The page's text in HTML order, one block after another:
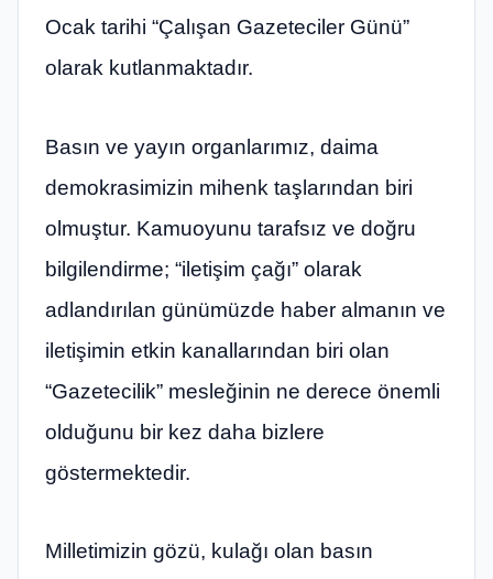
Ocak tarihi “Çalışan Gazeteciler Günü”
olarak kutlanmaktadır.
Basın ve yayın organlarımız, daima
demokrasimizin mihenk taşlarından biri
olmuştur. Kamuoyunu tarafsız ve doğru
bilgilendirme; “iletişim çağı” olarak
adlandırılan günümüzde haber almanın ve
iletişimin etkin kanallarından biri olan
“Gazetecilik” mesleğinin ne derece önemli
olduğunu bir kez daha bizlere
göstermektedir.
Milletimizin gözü, kulağı olan basın